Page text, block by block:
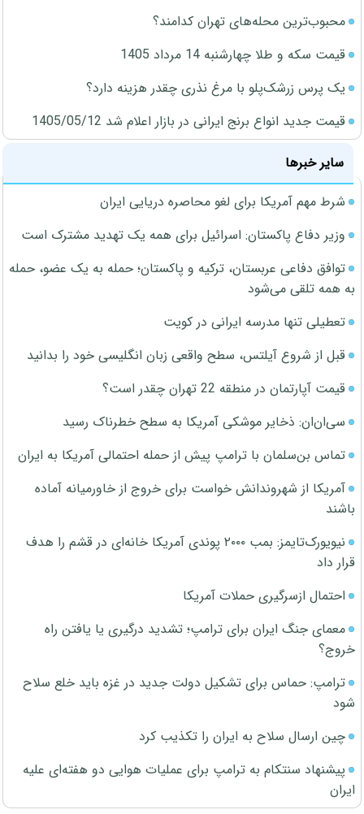
محبوب‌ترین محله‌های تهران کدامند؟
قیمت سکه و طلا چهارشنبه 14 مرداد 1405
یک پرس زرشک‌پلو با مرغ نذری چقدر هزینه دارد؟
قیمت جدید انواع برنج ایرانی در بازار اعلام شد 1405/05/12
سایر خبرها
شرط مهم آمریکا برای لغو محاصره دریایی ایران
وزیر دفاع پاکستان: اسرائیل برای همه یک تهدید مشترک است
توافق دفاعی عربستان، ترکیه و پاکستان؛ حمله به یک عضو، حمله
به همه تلقی می‌شود
تعطیلی تنها مدرسه ایرانی در کویت
قبل از شروع آیلتس، سطح واقعی زبان انگلیسی خود را بدانید
قیمت آپارتمان در منطقه 22 تهران چقدر است؟
سی‌ان‌ان: ذخایر موشکی آمریکا به سطح خطرناک رسید
تماس بن‌سلمان با ترامپ پیش از حمله احتمالی آمریکا به ایران
آمریکا از شهروندانش خواست برای خروج از خاورمیانه آماده
باشند
نیویورک‌تایمز: بمب ۲۰۰۰ پوندی آمریکا خانه‌ای در قشم را هدف
قرار داد
احتمال ازسرگیری حملات آمریکا
معمای جنگ ایران برای ترامپ؛ تشدید درگیری یا یافتن راه
خروج؟
ترامپ: حماس برای تشکیل دولت جدید در غزه باید خلع سلاح
شود
چین ارسال سلاح به ایران را تکذیب کرد
پیشنهاد سنتکام به ترامپ برای عملیات هوایی دو هفته‌ای علیه
ایران